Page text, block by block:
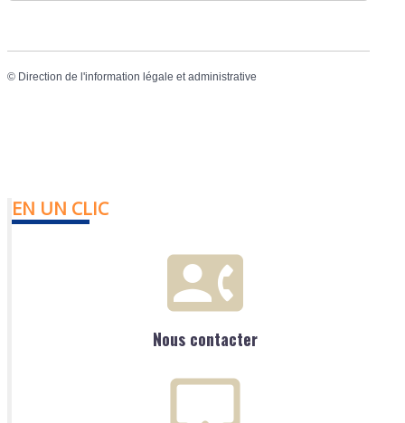
© Direction de l'information légale et administrative
EN UN CLIC
Nous contacter